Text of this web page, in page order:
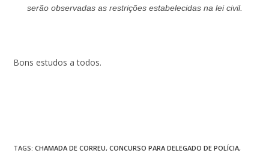
serão observadas as restrições estabelecidas na lei civil.
Bons estudos a todos.
TAGS:CHAMADA DE CORREU, CONCURSO PARA DELEGADO DE POLÍCIA,